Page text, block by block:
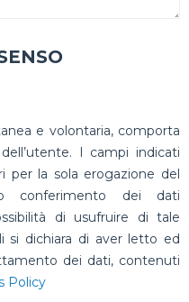
e volontaria, comporta
I campi indicati
per la sola erogazione del
conferimento dei dati
di usufruire di tale
si dichiara di aver letto ed
dei dati, contenuti
Policy